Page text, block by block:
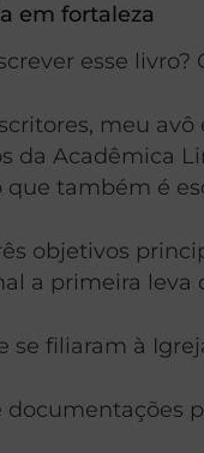
em fortaleza
esse livro?
meu
da Acadêmica
que também é
objetivos
a primeira
filiaram à